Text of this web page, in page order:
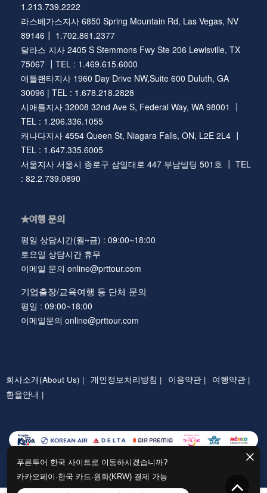
푸른투어 한국 사이트로 이동하시겠습니까?
카카오페이·한국 카드·원화(KRW) 결제 가능
1.213.739.2222
라스베가스지사 6850 Spring Mountain Rd, Las Vegas, NV
89146┃ 1.702.861.2377
달라스 지사 2405 S Stemmons Fwy Ste 206 Lewisville, TX
75067 ┃TEL : 1.469.615.6000
애틀랜타지사 1960 Day Drive NW,Suite 600 Duluth, GA
30096 | TEL : 1.678.218.2828
시애틀지사 32008 32nd Ave S, Federal Way, WA 98001 ┃
TEL : 1.206.336.1055
캐나다지사 4554 Queen St, Niagara Falls, ON, L2E 2L4 ┃
TEL : 1.647.335.6005
서울지사 서울시 종로구 삼일대로 447 부남빌딩 501호 ┃ TEL
: 82.2.739.0890
★여행 문의
평일 상담시간(월~금) : 09:00~18:00
토요일 상담시간 휴무
이메일 문의 online@prttour.com
기업출장/교육여행 등 단체 문의
평일 : 09:00~18:00
이메일문의 online@prttour.com
회사소개(About Us) | 개인정보처리방침 | 이용약관 |
여행약관 |
환율안내 |